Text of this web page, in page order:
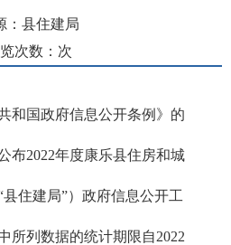
：县住建局
次数： 次
和国政府信息公开条例》的
布2022年度康乐县住房和城
住建局”）政府信息公开工
所列数据的统计期限自2022